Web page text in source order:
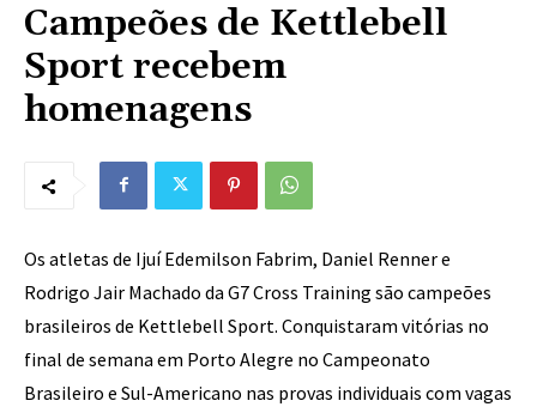
Campeões de Kettlebell
Sport recebem
homenagens
Os atletas de Ijuí Edemilson Fabrim, Daniel Renner e
Rodrigo Jair Machado da G7 Cross Training são campeões
brasileiros de Kettlebell Sport. Conquistaram vitórias no
final de semana em Porto Alegre no Campeonato
Brasileiro e Sul-Americano nas provas individuais com vagas